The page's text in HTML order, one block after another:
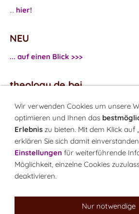
... hier!
NEU
... auf einen Blick >>>
theology.de bei
...Facebook
...Twitter
Monatsrätsel
Rätseln & Gewinnen!
Wir verwenden Cookies um unsere
optimieren und Ihnen das
Erlebnis zu bieten. Mit dem Klick auf
erklären Sie sich damit
Einstellungen für weiterführende
Möglichkeit, einzelne Cookies
deaktivieren.
Nur notwendige